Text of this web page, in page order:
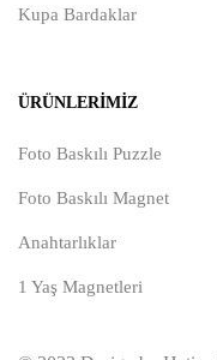
Kupa Bardaklar
ÜRÜNLERIMIZ
Foto Baskılı Puzzle
Foto Baskılı Magnet
Anahtarlıklar
1 Yaş Magnetleri